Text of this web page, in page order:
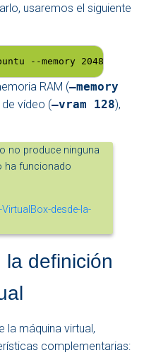
usaremos el siguiente
--memory 2048 --
RAM (–memory
vídeo (–vram 128),
no produce ninguna
ha funcionado
la definición
la máquina virtual,
complementarias: